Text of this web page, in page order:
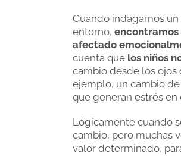
Cuando indagamos
entorno, encontramos
afectado
cuenta que los niños
cambio desde los ojos
ejemplo, un cambio
que generan estrés
Lógicamente cuando
cambio, pero muchas
valor determinado,